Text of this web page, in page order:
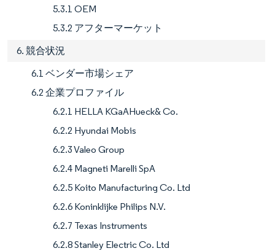
5.3.1 OEM
5.3.2 アフターマーケット
6. 競合状況
6.1 ベンダー市場シェア
6.2 企業プロファイル
6.2.1 HELLA KGaAHueck& Co.
6.2.2 Hyundai Mobis
6.2.3 Valeo Group
6.2.4 Magneti Marelli SpA
6.2.5 Koito Manufacturing Co. Ltd
6.2.6 Koninklijke Philips N.V.
6.2.7 Texas Instruments
6.2.8 Stanley Electric Co. Ltd